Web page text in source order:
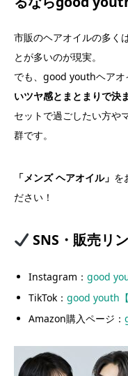
市販のヘアオイルの多く
とが多いのが現実。
でも、good youthヘアオ
いツヤ感とまとまりで決
セットで過ごしたい方や
群です。
「メンズ ヘアオイル」 を
ださい！
SNS・販売リ
Instagram： good
TikTok： good youth
Amazon購入ページ：